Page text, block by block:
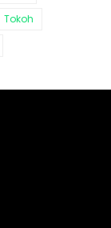
Tokoh